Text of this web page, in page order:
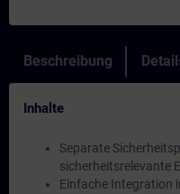
Beschreibung
Inhalte
Separate
sicherheitsrelevante
Einfache Integration